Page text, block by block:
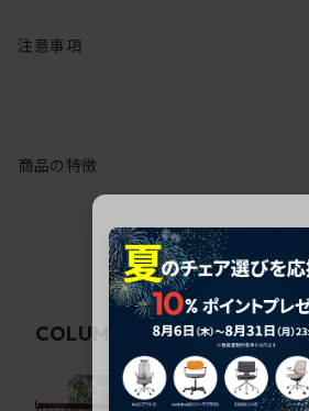
注意事項
商品の特徴
COLUMN 関連コラム